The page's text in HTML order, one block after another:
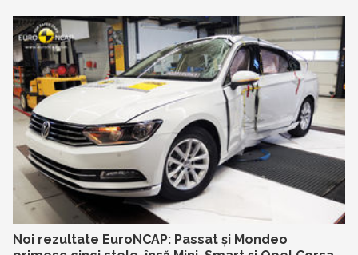
Noi rezultate EuroNCAP: Passat și Mondeo